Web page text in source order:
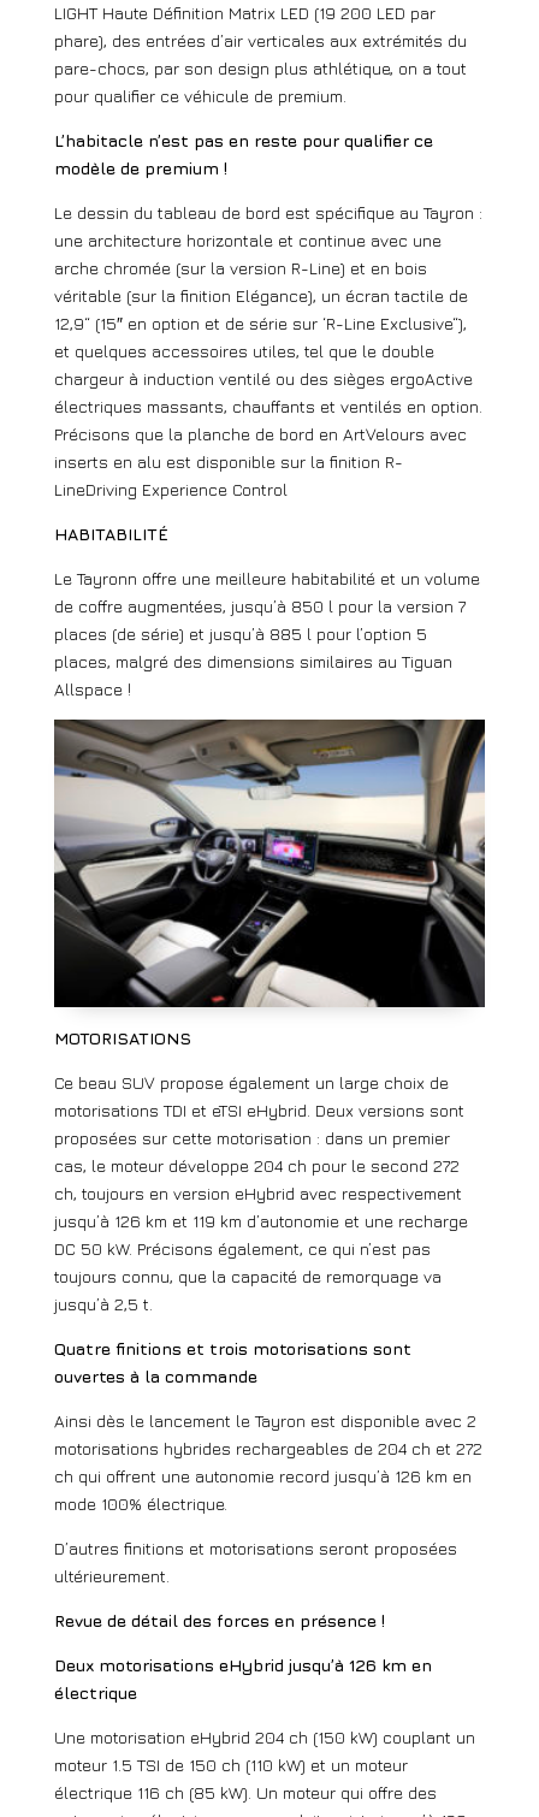
LIGHT Haute Définition Matrix LED (19 200 LED par
phare), des entrées d’air verticales aux extrémités du
pare-chocs, par son design plus athlétique, on a tout
pour qualifier ce véhicule de premium.
L’habitacle n’est pas en reste pour qualifier ce
modèle de premium !
Le dessin du tableau de bord est spécifique au Tayron :
une architecture horizontale et continue avec une
arche chromée (sur la version R-Line) et en bois
véritable (sur la finition Elégance), un écran tactile de
12,9“ (15″ en option et de série sur ‘R-Line Exclusive“),
et quelques accessoires utiles, tel que le double
chargeur à induction ventilé ou des sièges ergoActive
électriques massants, chauffants et ventilés en option.
Précisons que la planche de bord en ArtVelours avec
inserts en alu est disponible sur la finition R-
LineDriving Experience Control
HABITABILITÉ
Le Tayronn offre une meilleure habitabilité et un volume
de coffre augmentées, jusqu’à 850 l pour la version 7
places (de série) et jusqu’à 885 l pour l’option 5
places, malgré des dimensions similaires au Tiguan
Allspace !
MOTORISATIONS
Ce beau SUV propose également un large choix de
motorisations TDI et eTSI eHybrid. Deux versions sont
proposées sur cette motorisation : dans un premier
cas, le moteur développe 204 ch pour le second 272
ch, toujours en version eHybrid avec respectivement
jusqu’à 126 km et 119 km d’autonomie et une recharge
DC 50 kW. Précisons également, ce qui n’est pas
toujours connu, que la capacité de remorquage va
jusqu’à 2,5 t.
Quatre finitions et trois motorisations sont
ouvertes à la commande
Ainsi dès le lancement le Tayron est disponible avec 2
motorisations hybrides rechargeables de 204 ch et 272
ch qui offrent une autonomie record jusqu’à 126 km en
mode 100% électrique.
D’autres finitions et motorisations seront proposées
ultérieurement.
Revue de détail des forces en présence !
Deux motorisations eHybrid jusqu’à 126 km en
électrique
Une motorisation eHybrid 204 ch (150 kW) couplant un
moteur 1.5 TSI de 150 ch (110 kW) et un moteur
électrique 116 ch (85 kW). Un moteur qui offre des